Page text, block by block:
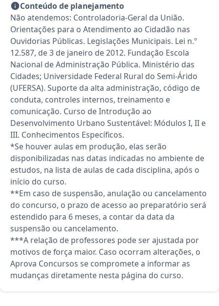
Conteúdo de planejamento
Não atendemos: Controladoria-Geral da União.
Orientações para o Atendimento ao Cidadão nas
Ouvidorias Públicas. Legislações Municipais. Lei n.º
12.587, de 3 de janeiro de 2012. Fundação Escola
Nacional de Administração Pública. Ministério das
Cidades; Universidade Federal Rural do Semi-Árido
(UFERSA). Suporte da alta administração, código de
conduta, controles internos, treinamento e
comunicação. Curso de Introdução ao
Desenvolvimento Urbano Sustentável: Módulos I, II e
III. Conhecimentos Específicos.
*Se houver aulas em produção, elas serão
disponibilizadas nas datas indicadas no ambiente de
estudos, na lista de aulas de cada disciplina, após o
início do curso.
**Em caso de suspensão, anulação ou cancelamento
do concurso, o prazo de acesso ao preparatório será
estendido para 6 meses, a contar da data da
suspensão ou cancelamento.
***A relação de professores pode ser ajustada por
motivos de força maior. Caso ocorram alterações, o
Aprova Concursos se compromete a informar as
mudanças diretamente nesta página do curso.